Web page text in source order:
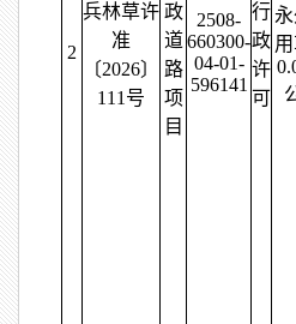
2
兵林草许
准
〔2026〕
111号
政
道
路
项
目
2508-
660300-
04-01-
596141
行
政
许
可